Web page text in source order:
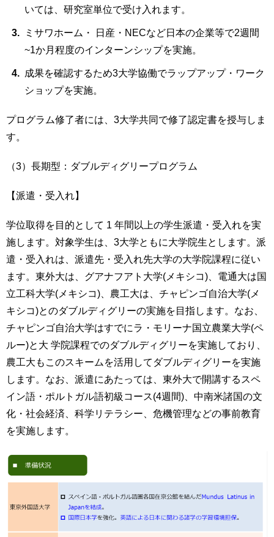
いては、研究室単位で受け入れます。
ミサワホーム・ 日産・NECなど日本の企業等で2週間
~1か月程度のインターンシップを実施。
成果を確認するため3大学協働でラップアップ・ワーク
ショップを実施。
プログラム修了者には、3大学共同で修了認定書を授与しま
す。
（3）長期型：ダブルディグリープログラム
【派遣・受入れ】
学位取得を目的として 1 年間以上の学生派遣・受入れを実
施します。対象学生は、3大学ともに大学院生とします。派
遣・受入れは、派遣先・受入れ先大学の大学院課程に従い
ます。東外大は、グアナフアト大学(メキシコ)、電通大は国
立工科大学(メキシコ)、農工大は、チャピンゴ自治大学(メ
キシコ)とのダブルディグリーの実施を目指します。なお、
チャピンゴ自治大学はすでにラ・モリーナ国立農業大学(ペ
ルー)と大 学院課程でのダブルディグリーを実施しており、
農工大もこのスキームを活用してダブルディグリーを実施
します。なお、派遣にあたっては、東外大で開講するスペ
イン語・ポルトガル語初級コース(4週間)、中南米諸国の文
化・社会経済、科学リテラシー、危機管理などの事前教育
を実施します。